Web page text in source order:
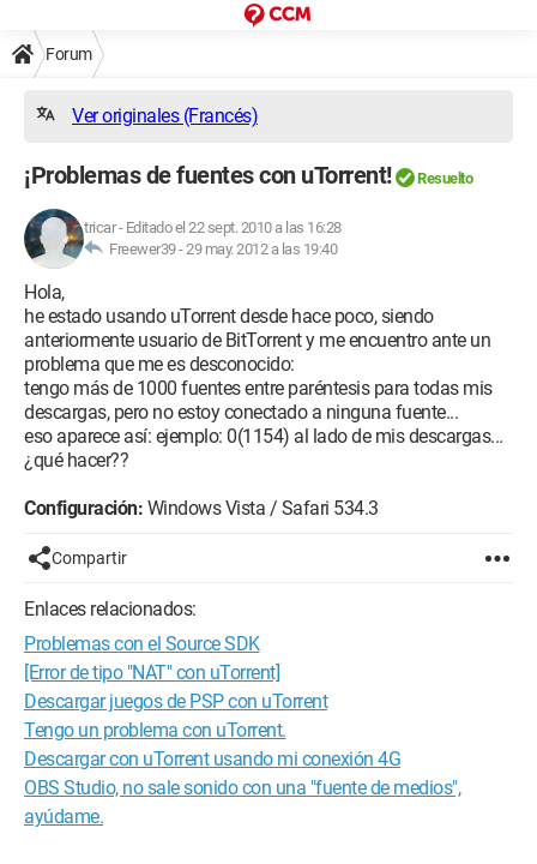
Forum
Ver originales (Francés)
¡Problemas de fuentes con uTorrent! Resuelto
tricar- Editado el 22 sept. 2010 a las 16:28
Freewer39 -29 may. 2012 a las 19:40
Hola,
he estado usando uTorrent desde hace poco, siendo
anteriormente usuario de BitTorrent y me encuentro ante un
problema que me es desconocido:
tengo más de 1000 fuentes entre paréntesis para todas mis
descargas, pero no estoy conectado a ninguna fuente...
eso aparece así: ejemplo: 0(1154) al lado de mis descargas...
¿qué hacer??
Configuración: Windows Vista / Safari 534.3
Compartir
Enlaces relacionados:
Problemas con el Source SDK
[Error de tipo "NAT" con uTorrent]
Descargar juegos de PSP con uTorrent
Tengo un problema con uTorrent.
Descargar con uTorrent usando mi conexión 4G
OBS Studio, no sale sonido con una "fuente de medios",
ayúdame.